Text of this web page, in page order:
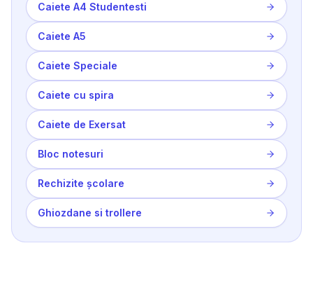
Caiete A4 Studentesti
Caiete A5
Caiete Speciale
Caiete cu spira
Caiete de Exersat
Bloc notesuri
Rechizite școlare
Ghiozdane si trollere